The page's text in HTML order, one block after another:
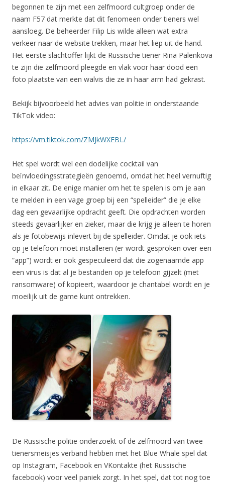
begonnen te zijn met een zelfmoord cultgroep onder de
naam F57 dat merkte dat dit fenomeen onder tieners wel
aansloeg. De beheerder Filip Lis wilde alleen wat extra
verkeer naar de website trekken, maar het liep uit de hand.
Het eerste slachtoffer lijkt de Russische tiener Rina Palenkova
te zijn die zelfmoord pleegde en vlak voor haar dood een
foto plaatste van een walvis die ze in haar arm had gekrast.
Bekijk bijvoorbeeld het advies van politie in onderstaande
TikTok video:
https://vm.tiktok.com/ZMJkWXFBL/
Het spel wordt wel een dodelijke cocktail van
beïnvloedingsstrategieën genoemd, omdat het heel vernuftig
in elkaar zit. De enige manier om het te spelen is om je aan
te melden in een vage groep bij een “spelleider” die je elke
dag een gevaarlijke opdracht geeft. Die opdrachten worden
steeds gevaarlijker en zieker, maar die krijg je alleen te horen
als je fotobewijs inlevert bij de spelleider. Omdat je ook iets
op je telefoon moet installeren (er wordt gesproken over een
“app”) wordt er ook gespeculeerd dat die zogenaamde app
een virus is dat al je bestanden op je telefoon gijzelt (met
ransomware) of kopieert, waardoor je chantabel wordt en je
moeilijk uit de game kunt ontrekken.
De Russische politie onderzoekt of de zelfmoord van twee
tienersmeisjes verband hebben met het Blue Whale spel dat
op Instagram, Facebook en VKontakte (het Russische
facebook) voor veel paniek zorgt. In het spel, dat tot nog toe